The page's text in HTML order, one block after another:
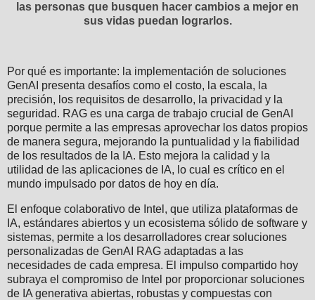
las personas que busquen hacer cambios a mejor en
sus vidas puedan lograrlos.
Por qué es importante: la implementación de soluciones
GenAI presenta desafíos como el costo, la escala, la
precisión, los requisitos de desarrollo, la privacidad y la
seguridad. RAG es una carga de trabajo crucial de GenAI
porque permite a las empresas aprovechar los datos propios
de manera segura, mejorando la puntualidad y la fiabilidad
de los resultados de la IA. Esto mejora la calidad y la
utilidad de las aplicaciones de IA, lo cual es crítico en el
mundo impulsado por datos de hoy en día.
El enfoque colaborativo de Intel, que utiliza plataformas de
IA, estándares abiertos y un ecosistema sólido de software y
sistemas, permite a los desarrolladores crear soluciones
personalizadas de GenAI RAG adaptadas a las
necesidades de cada empresa. El impulso compartido hoy
subraya el compromiso de Intel por proporcionar soluciones
de IA generativa abiertas, robustas y compuestas con